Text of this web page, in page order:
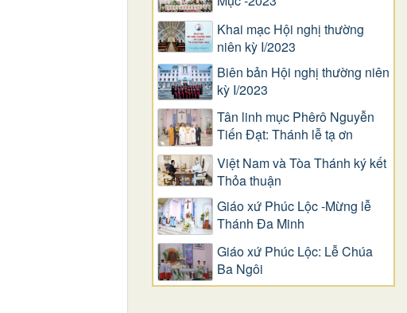
Khai mạc Hội nghị thường
niên kỳ I/2023
Biên bản Hội nghị thường niên
kỳ I/2023
Tân linh mục Phêrô Nguyễn
Tiến Đạt: Thánh lễ tạ ơn
Việt Nam và Tòa Thánh ký kết
Thỏa thuận
Giáo xứ Phúc Lộc -Mừng lễ
Thánh Đa Minh
Giáo xứ Phúc Lộc: Lễ Chúa
Ba Ngôi